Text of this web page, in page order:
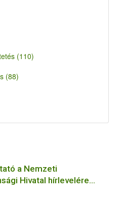
(110)
(88)
a Nemzeti
Hivatal hírlevelére
kapcsolódó